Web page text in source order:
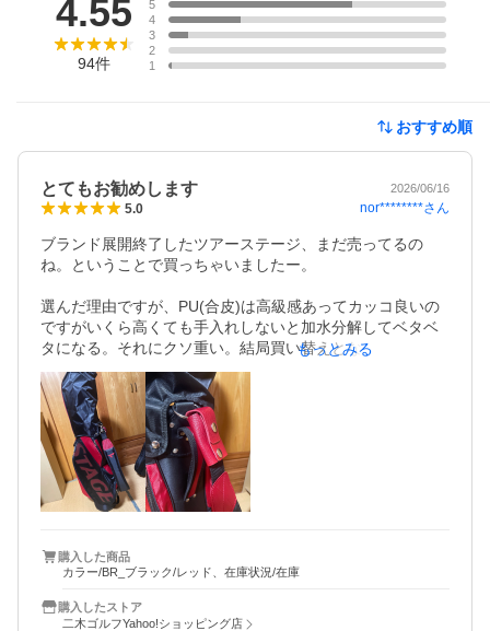
4.55
94件
5
4
3
2
1
おすすめ順
とてもお勧めします 2026/06/16
5.0 nor********さん
ブランド展開終了したツアーステージ、まだ売ってるの
ね。ということで買っちゃいましたー。
選んだ理由ですが、PU(合皮)は高級感あってカッコ良いの
ですがいくら高くても手入れしないと加水分解してベタベ
タになる。それにクソ重い。結局買い替えとなる。今まで
に5回は買い替えてます。
で、この100%ポリエステルのものを探して購入したわけで
す。軽いわ、安いわ、カッコ良いわ、そんで多分長く使え
る。(キャディーさんの扱いによっては破れるか？？)
お勧めしますよこの商品は！
他のメーカーもこのタイプ出せば良いのにね。
スタンドタイプはこの生地結構使ってるけど、キャディー
タイプはこの商品くらいしかないんじゃないかなー⁈
ハンドルが布製なので、ショルダーベルトの金具で擦れる
もっとみる
購入した商品
カラー/BR_ブラック/レッド、在庫状況/在庫
購入したストア
二木ゴルフYahoo!ショッピング店